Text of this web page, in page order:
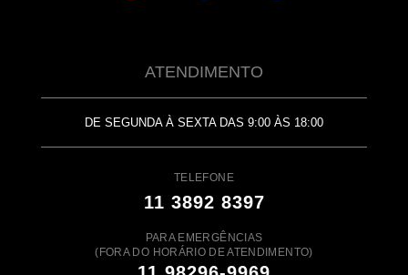
ATENDIMENTO
DE SEGUNDA À SEXTA DAS 9:00 ÀS 18:00
TELEFONE
11 3892 8397
PARA EMERGÊNCIAS
(FORA DO HORÁRIO DE ATENDIMENTO)